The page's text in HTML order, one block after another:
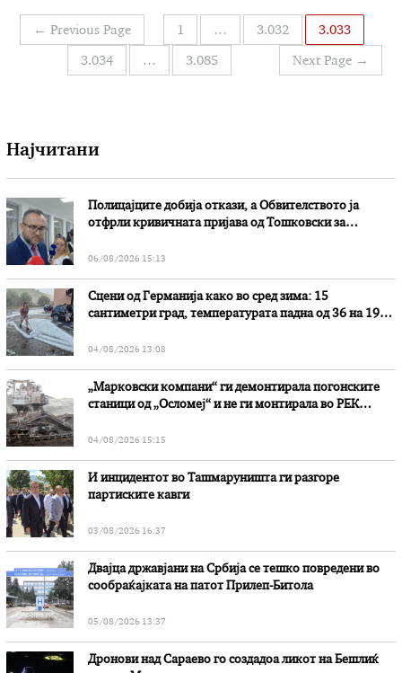
Александар Миновски. Во продолжение го
пренесуваме комплетниот извшетај: Хронологија на
случувањата 10.02 2018 : …
Навигација
← Previous Page 1 … 3.032 3.033
3.034 … 3.085 Next Page →
Најчитани
Полицајците добија откази, а Обвителството ја
отфрли кривичната пријава од Тошковски за
06/08/2026 15:13
Сцени од Германија како во сред зима: 15
сантиметри град, температурата падна од 36 на 19
04/08/2026 13:08
„Марковски компани“ ги демонтирала погонските
станици од „Осломеј“ и не ги монтирала во РЕК
04/08/2026 15:15
И инцидентот во Ташмаруништa ги разгоре
партиските кавги
03/08/2026 16:37
Двајца државјани на Србија се тешко повредени во
сообраќајката на патот Прилеп-Битола
05/08/2026 13:37
Дронови над Сараево го создадоа ликот на Бешлиќ